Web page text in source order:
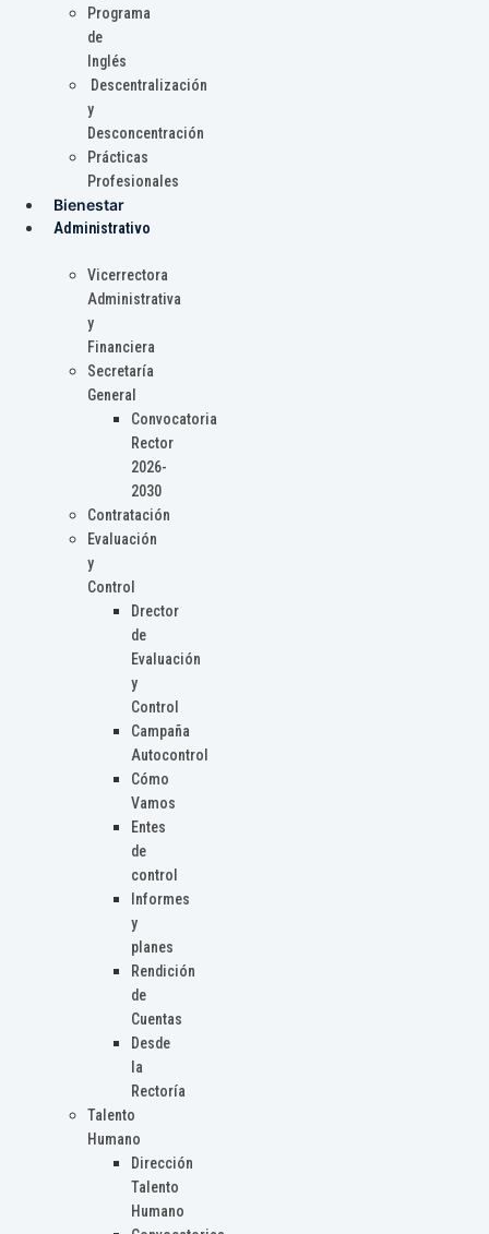
Programa
de
Inglés
Descentralización
y
Desconcentración
Prácticas
Profesionales
Bienestar
Administrativo
Vicerrectora
Administrativa
y
Financiera
Secretaría
General
Convocatoria
Rector
2026-
2030
Contratación
Evaluación
y
Control
Drector
de
Evaluación
y
Control
Campaña
Autocontrol
Cómo
Vamos
Entes
de
control
Informes
y
planes
Rendición
de
Cuentas
Desde
la
Rectoría
Talento
Humano
Dirección
Talento
Humano